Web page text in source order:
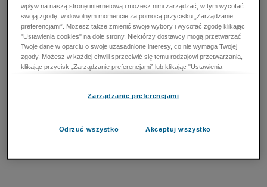
wpływ na naszą stronę internetową i możesz nimi zarządzać, w tym wycofać
swoją zgodę, w dowolnym momencie za pomocą przycisku „Zarządzanie
preferencjami”. Możesz także zmienić swoje wybory i wycofać zgodę klikając
"Ustawienia cookies" na dole strony. Niektórzy dostawcy mogą przetwarzać
Twoje dane w oparciu o swoje uzasadnione interesy, co nie wymaga Twojej
zgody. Możesz w każdej chwili sprzeciwić się temu rodzajowi przetwarzania,
klikając przycisk „Zarządzanie preferencjami” lub klikając "Ustawienia
cookies" na dole strony. Nie możesz sprzeciwić się przetwarzaniu przez
zapobiegania oszustwom i naprawiania błędów, a w tym celu mogą zostać
przetwarzaniu danych osobowych w celu dostarczania i prezentacji reklam i
Zarządzanie preferencjami
Odrzuć wszystko Akceptuj wszystko